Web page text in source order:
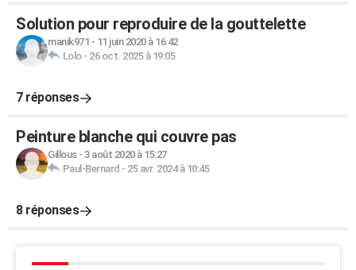
Solution pour reproduire de la gouttelette
manik971 - 11 juin 2020 à 16:42
Lolo- 26 oct. 2025 à 19:05
7 réponses
Peinture blanche qui couvre pas
Gillous- 3 août 2020 à 15:27
Paul-Bernard - 25 avr. 2024 à 10:45
8 réponses